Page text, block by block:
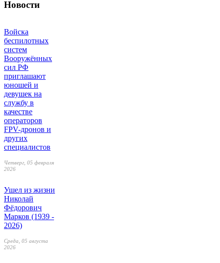
Новости
Войска
беспилотных
систем
Вооружённых
сил РФ
приглашают
юношей и
девушек на
службу в
качестве
операторов
FPV-дронов и
других
специалистов
Четверг, 05 февраля
2026
Ушел из жизни
Николай
Фёдорович
Марков (1939 -
2026)
Среда, 05 августа
2026